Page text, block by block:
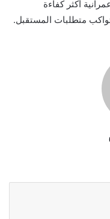
أكثر كفاءة
متطلبات المستقبل.